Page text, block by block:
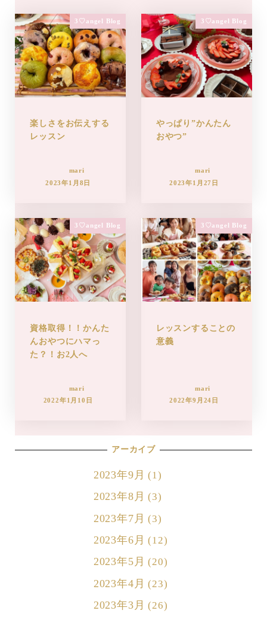
3♡angel Blog
楽しさをお伝えする
レッスン
mari
2023年1月8日
3♡angel Blog
やっぱり”かんたん
おやつ”
mari
2023年1月27日
3♡angel Blog
資格取得！！かんた
んおやつにハマっ
た？！お2人へ
mari
2022年1月10日
3♡angel Blog
レッスンすることの
意義
mari
2022年9月24日
アーカイブ
2023年9月 (1)
2023年8月 (3)
2023年7月 (3)
2023年6月 (12)
2023年5月 (20)
2023年4月 (23)
2023年3月 (26)